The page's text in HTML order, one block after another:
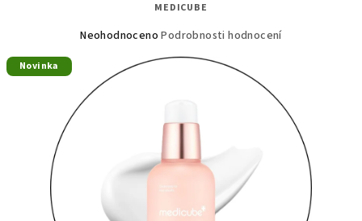
MEDICUBE
Průměrné
produktu
0,0
Neohodnoceno Podrobnosti hodnocení
Novinka